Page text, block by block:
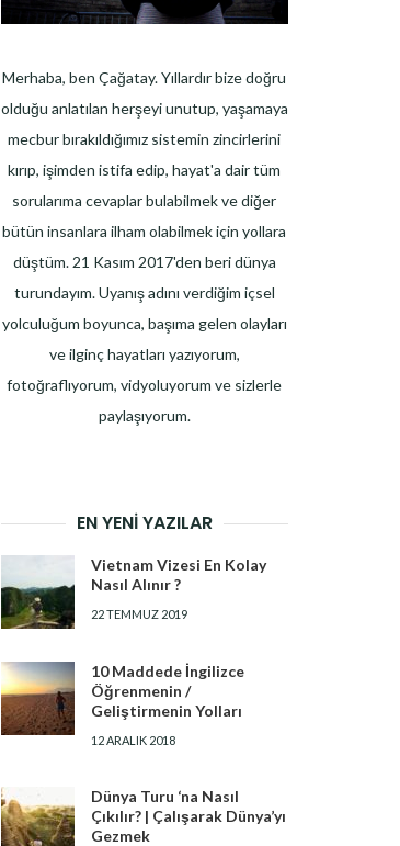
Merhaba, ben Çağatay. Yıllardır bize doğru
olduğu anlatılan herşeyi unutup, yaşamaya
mecbur bırakıldığımız sistemin zincirlerini
kırıp, işimden istifa edip, hayat'a dair tüm
sorularıma cevaplar bulabilmek ve diğer
bütün insanlara ilham olabilmek için yollara
düştüm. 21 Kasım 2017'den beri dünya
turundayım. Uyanış adını verdiğim içsel
yolculuğum boyunca, başıma gelen olayları
ve ilginç hayatları yazıyorum,
fotoğraflıyorum, vidyoluyorum ve sizlerle
paylaşıyorum.
EN YENI YAZILAR
Vietnam Vizesi En Kolay
Nasıl Alınır ?
22 TEMMUZ 2019
10 Maddede İngilizce
Öğrenmenin /
Geliştirmenin Yolları
12 ARALIK 2018
Dünya Turu ‘na Nasıl
Çıkılır? | Çalışarak Dünya’yı
Gezmek